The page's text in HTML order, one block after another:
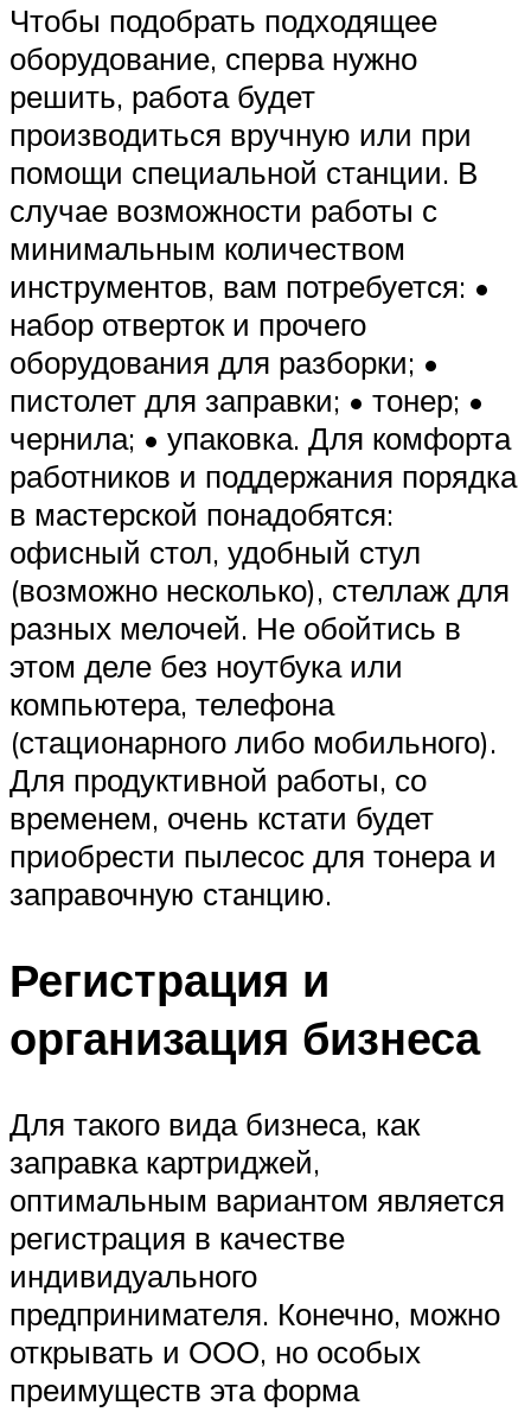
Чтобы подобрать подходящее
оборудование, сперва нужно
решить, работа будет
производиться вручную или при
помощи специальной станции. В
случае возможности работы с
минимальным количеством
инструментов, вам потребуется: •
набор отверток и прочего
оборудования для разборки; •
пистолет для заправки; • тонер; •
чернила; • упаковка. Для комфорта
работников и поддержания порядка
в мастерской понадобятся:
офисный стол, удобный стул
(возможно несколько), стеллаж для
разных мелочей. Не обойтись в
этом деле без ноутбука или
компьютера, телефона
(стационарного либо мобильного).
Для продуктивной работы, со
временем, очень кстати будет
приобрести пылесос для тонера и
заправочную станцию.
Регистрация и
организация бизнеса
Для такого вида бизнеса, как
заправка картриджей,
оптимальным вариантом является
регистрация в качестве
индивидуального
предпринимателя. Конечно, можно
открывать и ООО, но особых
преимуществ эта форма